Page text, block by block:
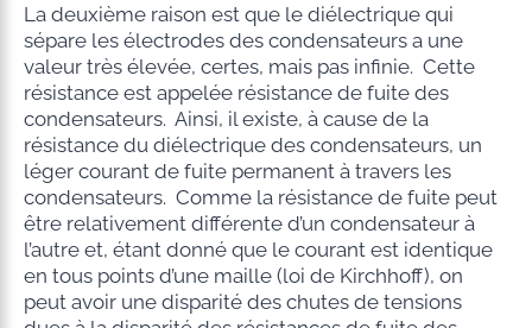
La deuxième raison est que le diélectrique qui
sépare les électrodes des condensateurs a une
valeur très élevée, certes, mais pas infinie. Cette
résistance est appelée résistance de fuite des
condensateurs. Ainsi, il existe, à cause de la
résistance du diélectrique des condensateurs, un
léger courant de fuite permanent à travers les
condensateurs. Comme la résistance de fuite peut
être relativement différente d’un condensateur à
l’autre et, étant donné que le courant est identique
en tous points d’une maille (loi de Kirchhoff), on
peut avoir une disparité des chutes de tensions